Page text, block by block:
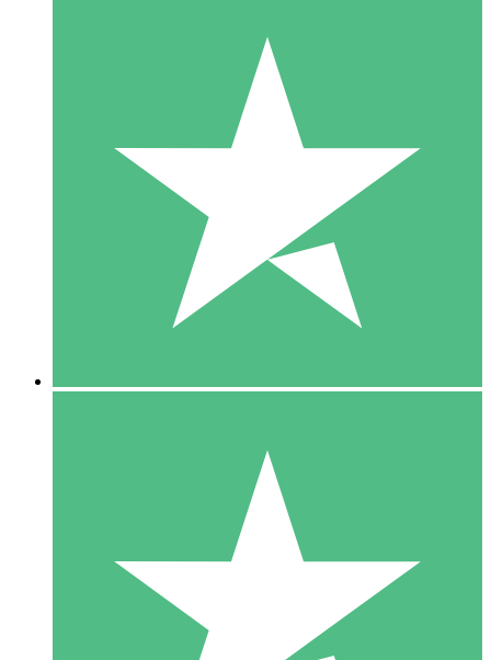
Pacotes de Créditos Individuais
Pague conforme o uso com créditos de download. Sem
1000
10 Downloads
20 00